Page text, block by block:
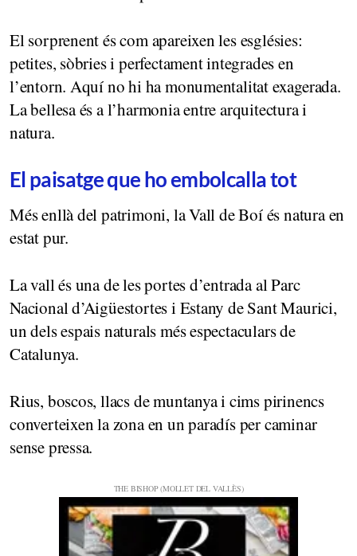
El sorprenent és com apareixen les esglésies:
petites, sòbries i perfectament integrades en
l’entorn. Aquí no hi ha monumentalitat exagerada.
La bellesa és a l’harmonia entre arquitectura i
natura.
El paisatge que ho embolcalla tot
Més enllà del patrimoni, la Vall de Boí és natura en
estat pur.
La vall és una de les portes d’entrada al Parc
Nacional d’Aigüestortes i Estany de Sant Maurici,
un dels espais naturals més espectaculars de
Catalunya.
Rius, boscos, llacs de muntanya i cims pirinencs
converteixen la zona en un paradís per caminar
sense pressa.